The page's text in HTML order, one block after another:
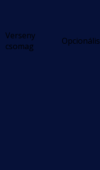
Verseny
csomag
Opcionális